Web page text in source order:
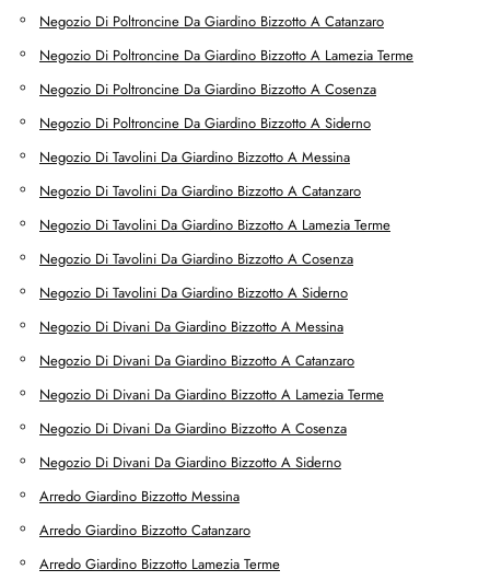
Negozio Di Poltroncine Da Giardino Bizzotto A Catanzaro
Negozio Di Poltroncine Da Giardino Bizzotto A Lamezia Terme
Negozio Di Poltroncine Da Giardino Bizzotto A Cosenza
Negozio Di Poltroncine Da Giardino Bizzotto A Siderno
Negozio Di Tavolini Da Giardino Bizzotto A Messina
Negozio Di Tavolini Da Giardino Bizzotto A Catanzaro
Negozio Di Tavolini Da Giardino Bizzotto A Lamezia Terme
Negozio Di Tavolini Da Giardino Bizzotto A Cosenza
Negozio Di Tavolini Da Giardino Bizzotto A Siderno
Negozio Di Divani Da Giardino Bizzotto A Messina
Negozio Di Divani Da Giardino Bizzotto A Catanzaro
Negozio Di Divani Da Giardino Bizzotto A Lamezia Terme
Negozio Di Divani Da Giardino Bizzotto A Cosenza
Negozio Di Divani Da Giardino Bizzotto A Siderno
Arredo Giardino Bizzotto Messina
Arredo Giardino Bizzotto Catanzaro
Arredo Giardino Bizzotto Lamezia Terme